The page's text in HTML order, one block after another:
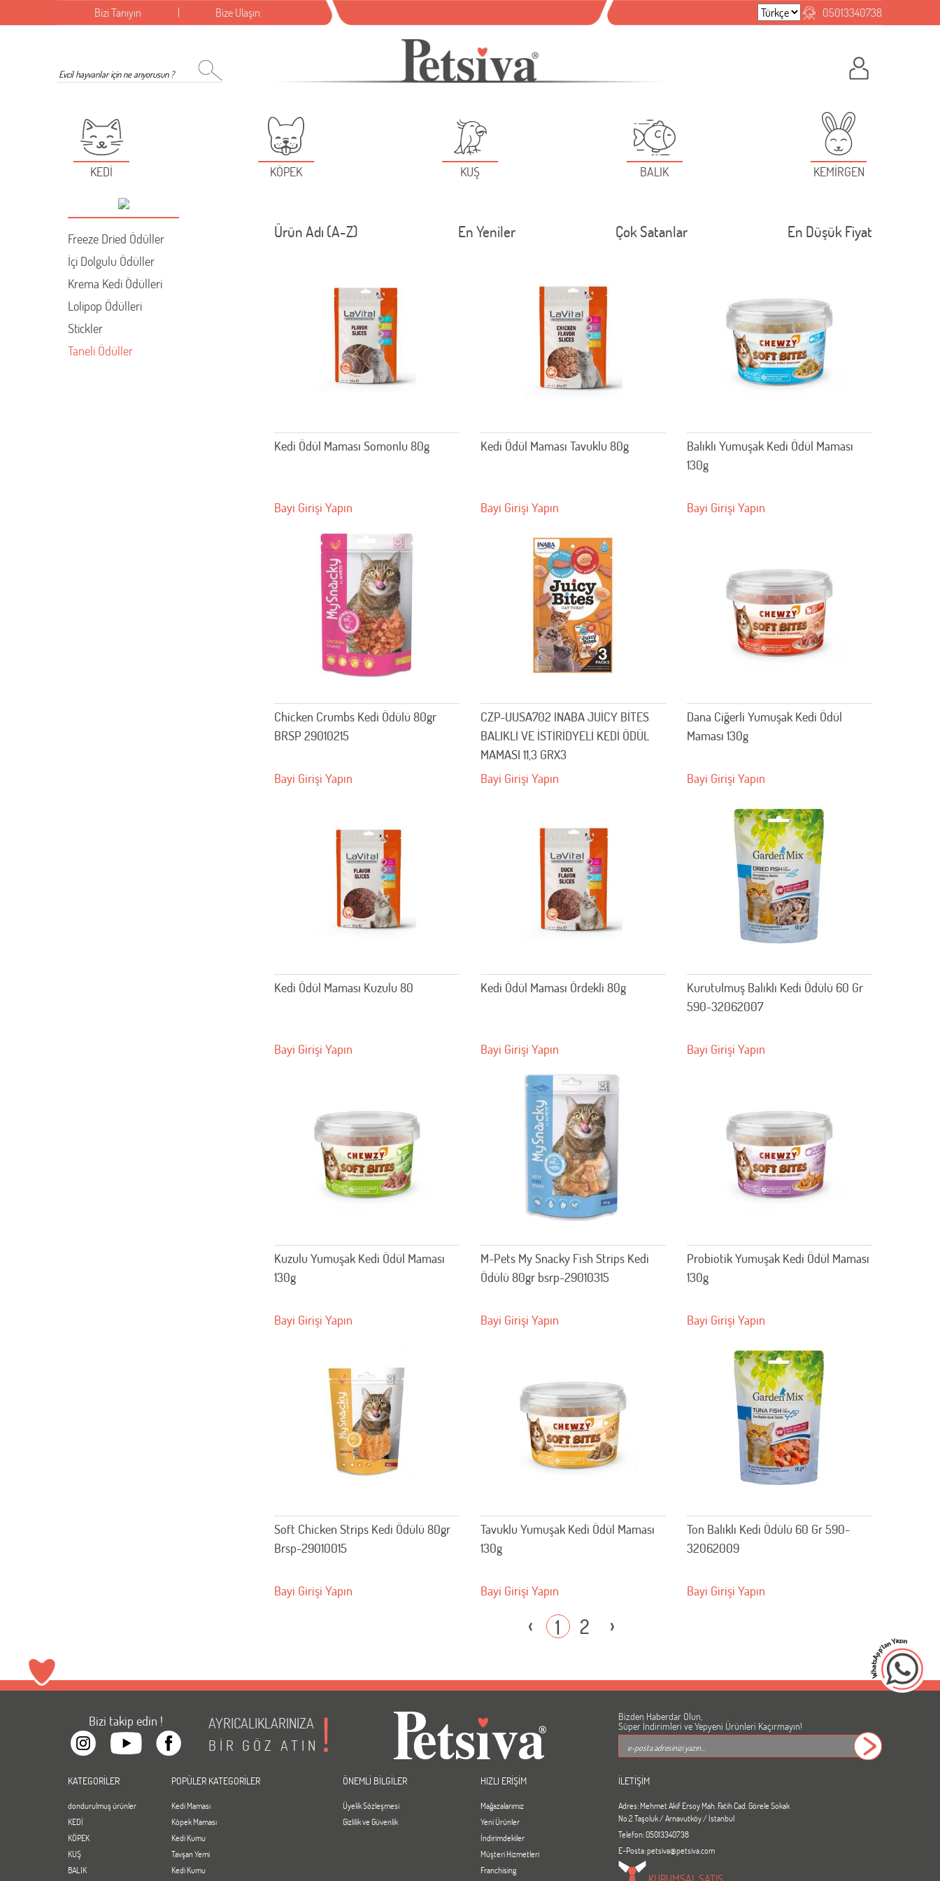
Bizi Tanıyın Bize Ulaşın 05013340738
KEDİ KÖPEK KUŞ BALIK KEMİRGEN
Freeze Dried Ödüller
İçi Dolgulu Ödüller
Krema Kedi Ödülleri
Lolipop Ödülleri
Stickler
Taneli Ödüller
Ürün Adı (A-Z) En Yeniler Çok Satanlar En Düşük Fiyat
Kedi Ödül Maması Somonlu 80g
Bayi Girişi Yapın
Kedi Ödül Maması Tavuklu 80g
Bayi Girişi Yapın
Balıklı Yumuşak Kedi Ödül Maması
130g
Bayi Girişi Yapın
Chicken Crumbs Kedi Ödülü 80gr
BRSP 29010215
Bayi Girişi Yapın
CZP-UUSA702 INABA JUİCY BİTES
BALIKLI VE İSTİRİDYELİ KEDİ ÖDÜL
MAMASI 11,3 GRX3
Bayi Girişi Yapın
Dana Ciğerli Yumuşak Kedi Ödül
Maması 130g
Bayi Girişi Yapın
Kedi Ödül Maması Kuzulu 80
Bayi Girişi Yapın
Kedi Ödül Maması Ördekli 80g
Bayi Girişi Yapın
Kurutulmuş Balıklı Kedi Ödülü 60 Gr
590-32062007
Bayi Girişi Yapın
Kuzulu Yumuşak Kedi Ödül Maması
130g
Bayi Girişi Yapın
M-Pets My Snacky Fish Strips Kedi
Ödülü 80gr bsrp-29010315
Bayi Girişi Yapın
Probiotik Yumuşak Kedi Ödül Maması
130g
Bayi Girişi Yapın
Soft Chicken Strips Kedi Ödülü 80gr
Brsp-29010015
Bayi Girişi Yapın
Tavuklu Yumuşak Kedi Ödül Maması
130g
Bayi Girişi Yapın
Ton Balıklı Kedi Ödülü 60 Gr 590-
32062009
Bayi Girişi Yapın
‹ 1 2 ›
Bizi takip edin !
AYRICALIKLARINIZA
BİR GÖZ ATIN
Bizden Haberdar Olun,
Süper İndirimleri ve Yepyeni Ürünleri Kaçırmayın!
KATEGORİLER
dondurulmuş ürünler
KEDİ
KÖPEK
KUŞ
BALIK
POPÜLER KATEGORİLER
Kedi Maması
Köpek Maması
Kedi Kumu
Tavşan Yemi
Kedi Kumu
ÖNEMLİ BİLGİLER
Üyelik Sözleşmesi
Gizlilik ve Güvenlik
HIZLI ERİŞİM
Mağazalarımız
Yeni Ürünler
İndirimdekiler
Müşteri Hizmetleri
Franchising
İLETİŞİM
Adres: Mehmet Akif Ersoy Mah. Fatih Cad. Görele Sokak
No:2 Taşoluk / Arnavutköy / İstanbul
Telefon: 05013340738
E-Posta: petsiva@petsiva.com